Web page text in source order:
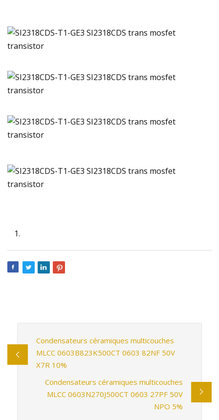
Condensateurs céramiques multicouches
MLCC 0603B823K500CT 0603 82NF 50V
X7R 10%
Condensateurs céramiques multicouches
MLCC 0603N270J500CT 0603 27PF 50V
NPO 5%